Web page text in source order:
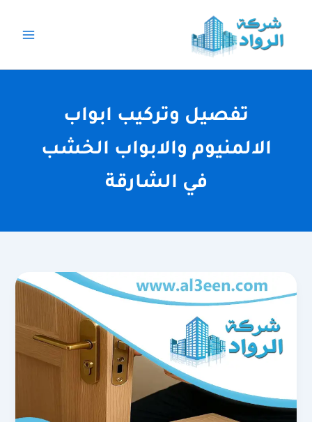
المحتوى
تفصيل وتركيب ابواب
الالمنيوم والابواب الخشب
في الشارقة